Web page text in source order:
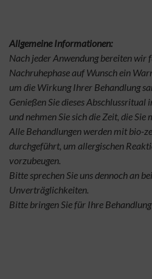
Allgemeine Informationen:
Nach jeder Anwendung bereiten wir
Nachruhephase auf Wunsch ein
um die Wirkung Ihrer Behandlung
Genießen Sie dieses Abschlussritual
und nehmen Sie sich die Zeit, die Sie
Alle Behandlungen werden mit bio-
durchgeführt, um allergischen
vorzubeugen.
Bitte sprechen Sie uns dennoch an
Unverträglichkeiten.
Bitte bringen Sie für Ihre